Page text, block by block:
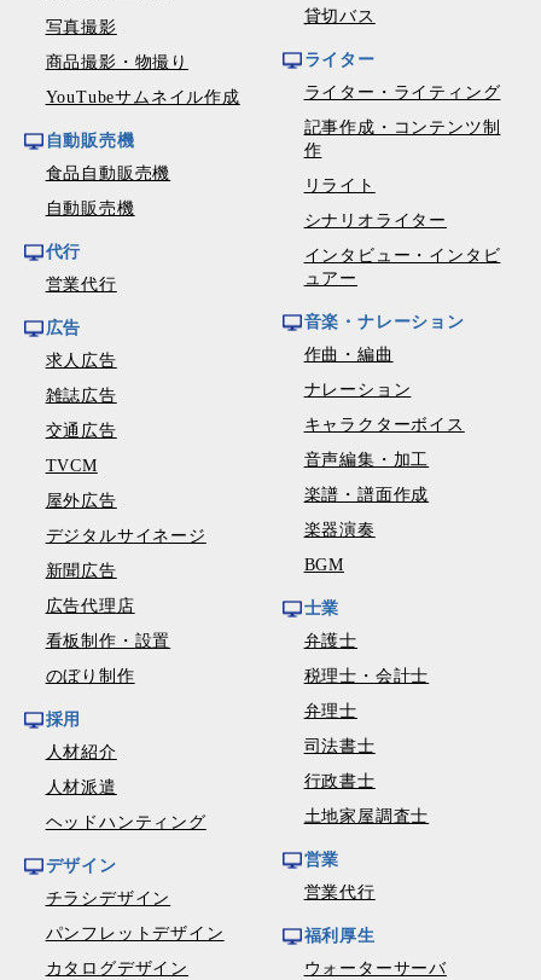
写真撮影
商品撮影・物撮り
YouTubeサムネイル作成
自動販売機
食品自動販売機
自動販売機
代行
営業代行
広告
求人広告
雑誌広告
交通広告
TVCM
屋外広告
デジタルサイネージ
新聞広告
広告代理店
看板制作・設置
のぼり制作
採用
人材紹介
人材派遣
ヘッドハンティング
デザイン
チラシデザイン
パンフレットデザイン
カタログデザイン
貸切バス
ライター
ライター・ライティング
記事作成・コンテンツ制
作
リライト
シナリオライター
インタビュー・インタビ
ュアー
音楽・ナレーション
作曲・編曲
ナレーション
キャラクターボイス
音声編集・加工
楽譜・譜面作成
楽器演奏
BGM
士業
弁護士
税理士・会計士
弁理士
司法書士
行政書士
土地家屋調査士
営業
営業代行
福利厚生
ウォーターサーバ